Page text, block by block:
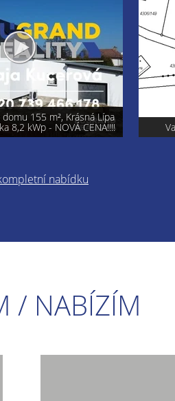
pozemku 740 m²
nabídku
/ NABÍZÍM